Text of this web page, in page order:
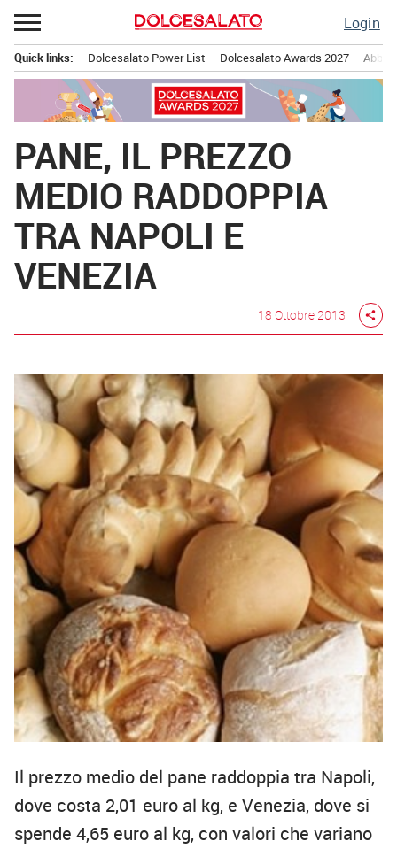
Passa
al
contenuto
Login
principale
Quick links: Dolcesalato Power List Dolcesalato Awards 2027
PANE, IL PREZZO
MEDIO RADDOPPIA
TRA NAPOLI E
VENEZIA
18 Ottobre 2013 share
Il prezzo medio del pane raddoppia tra Napoli,
dove costa 2,01 euro al kg, e Venezia, dove si
spende 4,65 euro al kg, con valori che variano